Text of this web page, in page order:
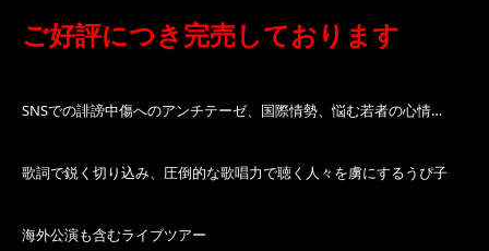
ご好評につき完売しております
SNSでの誹謗中傷へのアンチテーゼ、国際情勢、悩む若者の心情…
歌詞で鋭く切り込み、圧倒的な歌唱力で聴く人々を虜にするうぴ子
海外公演も含むライブツアー